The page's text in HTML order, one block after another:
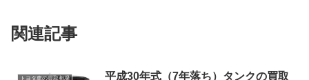
関連記事
トヨタ車の買取相場
平成30年式（7年落ち）タンクの買取